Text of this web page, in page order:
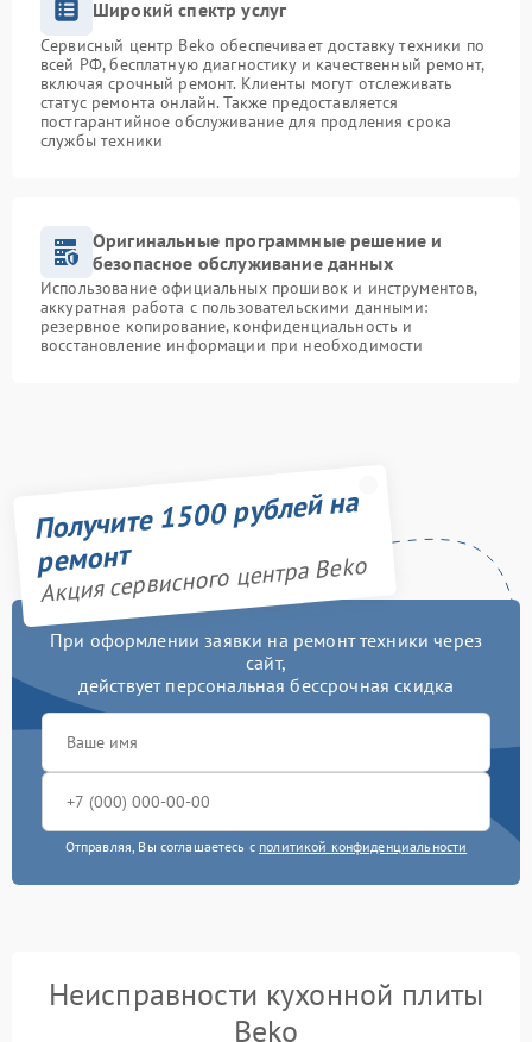
Широкий спектр услуг
Сервисный центр Beko обеспечивает доставку техники по
всей РФ, бесплатную диагностику и качественный ремонт,
включая срочный ремонт. Клиенты могут отслеживать
статус ремонта онлайн. Также предоставляется
постгарантийное обслуживание для продления срока
службы техники
Оригинальные программные решение и
безопасное обслуживание данных
Использование официальных прошивок и инструментов,
аккуратная работа с пользовательскими данными:
резервное копирование, конфиденциальность и
восстановление информации при необходимости
Получите 1500 рублей на
ремонт
Акция сервисного центра Beko
При оформлении заявки на ремонт техники через
сайт,
действует персональная бессрочная скидка
Отправляя, Вы соглашаетесь с политикой конфиденциальности
Неисправности кухонной плиты
Beko